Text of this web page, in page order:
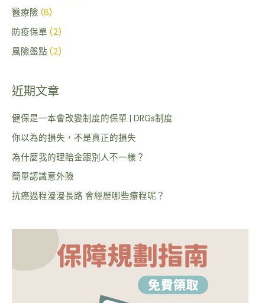
醫療險 (8)
防疫保單 (2)
風險盤點 (2)
近期文章
健保是一本會改變制度的保單 | DRGs制度
你以為的損失，不是真正的損失
為什麼我的理賠金跟別人不一樣？
簡單認識意外險
抗癌過程漫漫長路 會經歷哪些療程呢？